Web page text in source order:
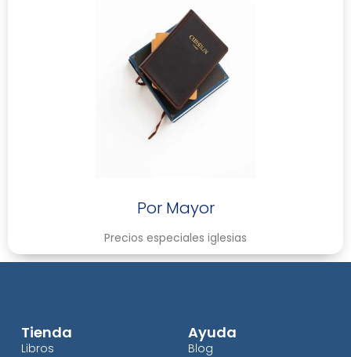
Por Mayor
Precios especiales iglesias
Tienda
Libros
Ayuda
Blog